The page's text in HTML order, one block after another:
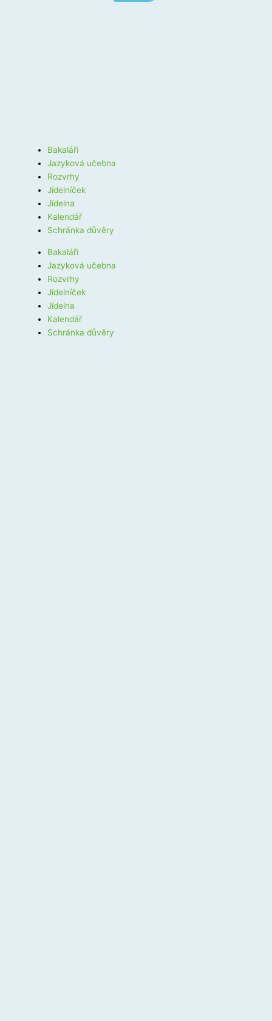
Bakaláři
Jazyková učebna
Rozvrhy
Jídelníček
Jídelna
Kalendář
Schránka důvěry
Bakaláři
Jazyková učebna
Rozvrhy
Jídelníček
Jídelna
Kalendář
Schránka důvěry